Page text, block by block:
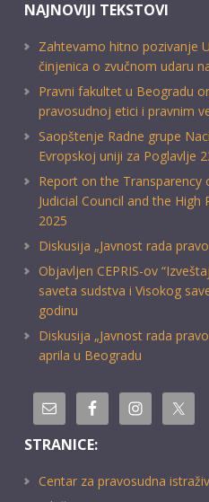
NAJNOVIJI TEKSTOVI
Zahtevamo hitno pozivanje
činjenica o zvučnom udaru
Pravni fakultet u Beogradu
pravosudnoj etici i pravnim
Saopštenje Radne grupe
Evropskoj uniji za Poglavlje
Report on the
Judicial Council and the
2025
Diskusija „Javnost rada
Objavljen CEPRIS-ov
saveta sudstva i Visokog
godinu
Diskusija „Javnost rada
aprila u Beogradu
STRANICE:
Centar za pravosudna